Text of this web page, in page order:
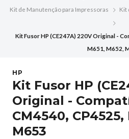
Kit de Manutenção para Impressoras
Kit
Kit Fusor HP (CE247A) 220V Original -
M651, M652,
HP
Kit Fusor HP
Original -
CM4540, CP4525,
M653